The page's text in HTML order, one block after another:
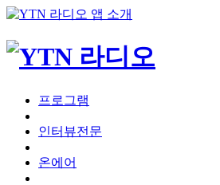
프로그램
인터뷰전문
온에어